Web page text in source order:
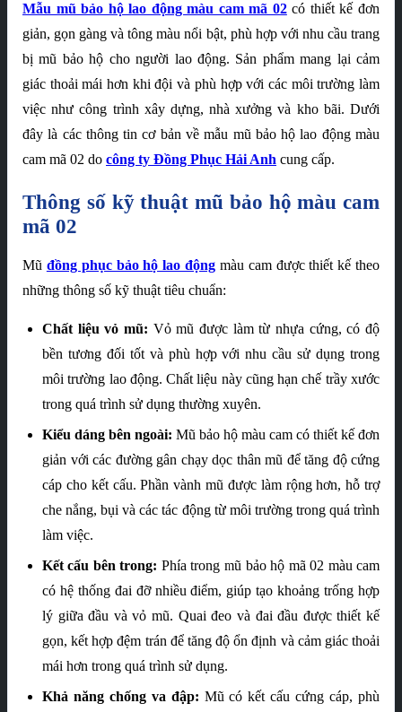
Mẫu mũ bảo hộ lao động màu cam mã 02có thiết kế đơn
giản, gọn gàng và tông màu nổi bật, phù hợp với nhu cầu trang
bị mũ bảo hộ cho người lao động. Sản phẩm mang lại cảm
giác thoải mái hơn khi đội và phù hợp với các môi trường làm
việc như công trình xây dựng, nhà xưởng và kho bãi. Dưới
đây là các thông tin cơ bản về mẫu mũ bảo hộ lao động màu
cam mã 02 do công ty Đồng Phục Hải Anh cung cấp.
Thông số kỹ thuật mũ bảo hộ màu cam
mã 02
Mũ đồng phục bảo hộ lao động màu cam được thiết kế theo
những thông số kỹ thuật tiêu chuẩn:
Chất liệu vỏ mũ: Vỏ mũ được làm từ nhựa cứng, có độ
bền tương đối tốt và phù hợp với nhu cầu sử dụng trong
môi trường lao động. Chất liệu này cũng hạn chế trầy xước
trong quá trình sử dụng thường xuyên.
Kiểu dáng bên ngoài: Mũ bảo hộ màu cam có thiết kế đơn
giản với các đường gân chạy dọc thân mũ để tăng độ cứng
cáp cho kết cấu. Phần vành mũ được làm rộng hơn, hỗ trợ
che nắng, bụi và các tác động từ môi trường trong quá trình
làm việc.
Kết cấu bên trong: Phía trong mũ bảo hộ mã 02 màu cam
có hệ thống đai đỡ nhiều điểm, giúp tạo khoảng trống hợp
lý giữa đầu và vỏ mũ. Quai đeo và đai đầu được thiết kế
gọn, kết hợp đệm trán để tăng độ ổn định và cảm giác thoải
mái hơn trong quá trình sử dụng.
Khả năng chống va đập: Mũ có kết cấu cứng cáp, phù